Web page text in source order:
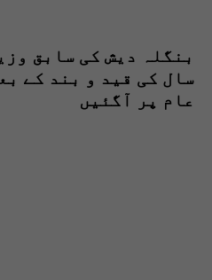
سال کی قید و بند کے
عام پر آگئیں